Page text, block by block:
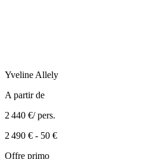
YvelineAllely
A partir de
2 440 €/ pers.
2 490 € - 50 €
Offre primo